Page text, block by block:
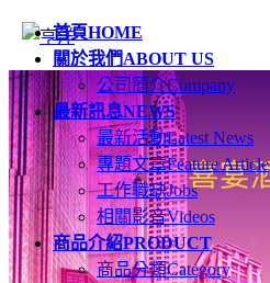
首頁HOME
關於我們ABOUT US
公司簡介Company
最新訊息NEWS
最新活動Latest News
專題文章Feature Article
工作職缺Jobs
相關影音Videos
商品介紹PRODUCT
商品分類Category